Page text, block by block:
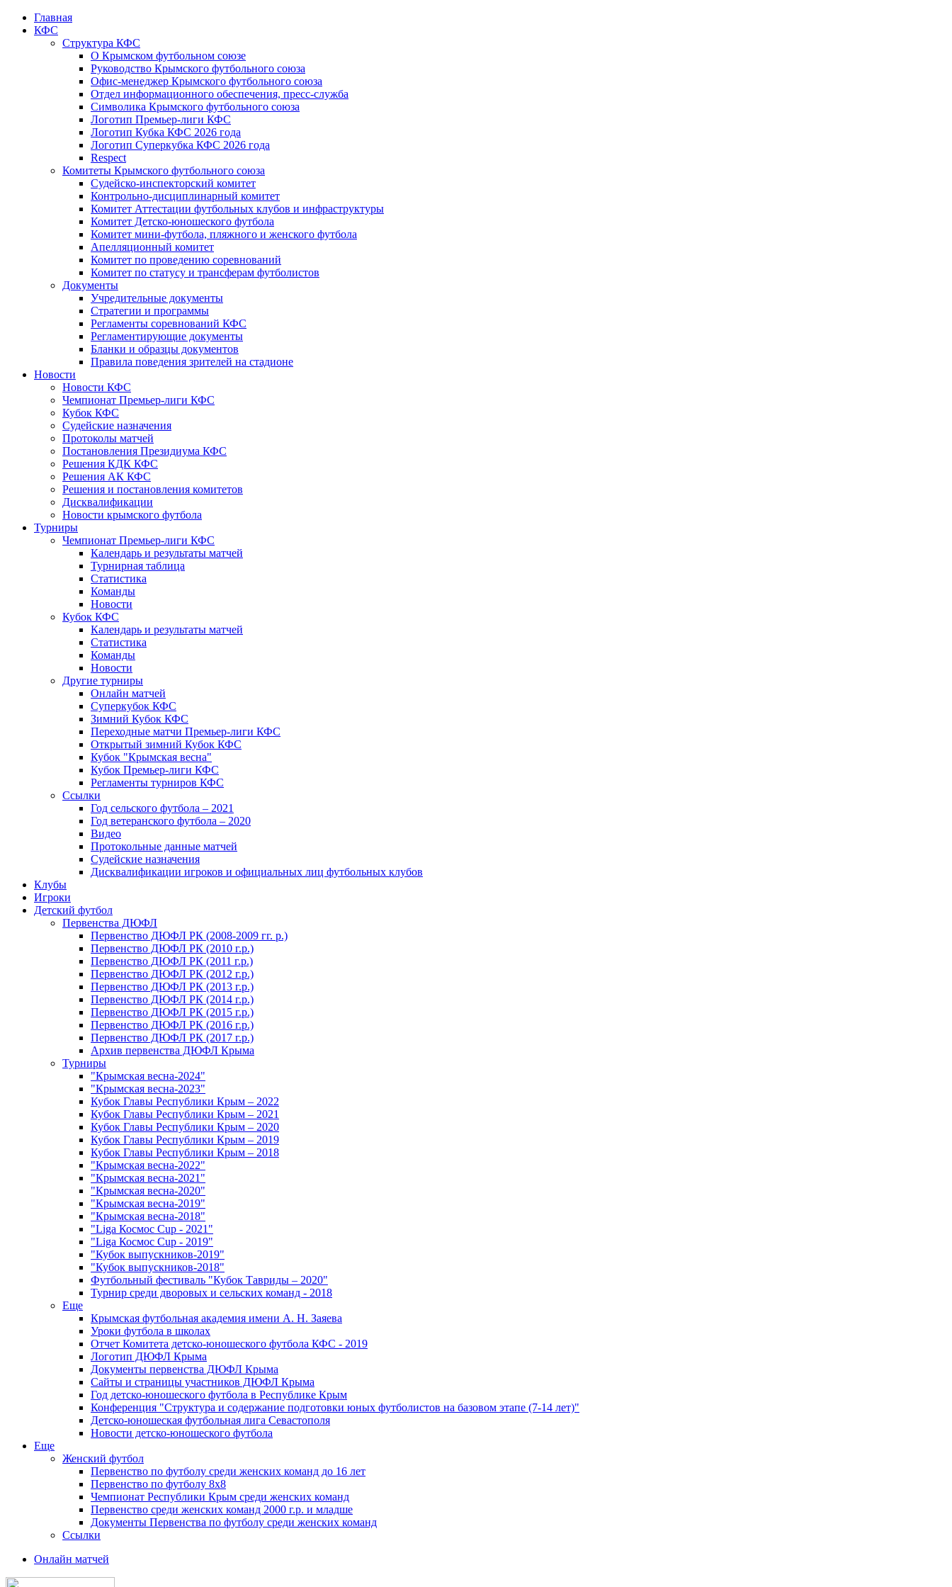
Главная
КФС
Структура КФС
О Крымском футбольном союзе
Руководство Крымского футбольного союза
Офис-менеджер Крымского футбольного союза
Отдел информационного обеспечения, пресс-служба
Символика Крымского футбольного союза
Логотип Премьер-лиги КФС
Логотип Кубка КФС 2026 года
Логотип Суперкубка КФС 2026 года
Respect
Комитеты Крымского футбольного союза
Судейско-инспекторский комитет
Контрольно-дисциплинарный комитет
Комитет Аттестации футбольных клубов и инфраструктуры
Комитет Детско-юношеского футбола
Комитет мини-футбола, пляжного и женского футбола
Апелляционный комитет
Комитет по проведению соревнований
Комитет по статусу и трансферам футболистов
Документы
Учредительные документы
Стратегии и программы
Регламенты соревнований КФС
Регламентирующие документы
Бланки и образцы документов
Правила поведения зрителей на стадионе
Новости
Новости КФС
Чемпионат Премьер-лиги КФС
Кубок КФС
Судейские назначения
Протоколы матчей
Постановления Президиума КФС
Решения КДК КФС
Решения АК КФС
Решения и постановления комитетов
Дисквалификации
Новости крымского футбола
Турниры
Чемпионат Премьер-лиги КФС
Календарь и результаты матчей
Турнирная таблица
Статистика
Команды
Новости
Кубок КФС
Календарь и результаты матчей
Статистика
Команды
Новости
Другие турниры
Онлайн матчей
Суперкубок КФС
Зимний Кубок КФС
Переходные матчи Премьер-лиги КФС
Открытый зимний Кубок КФС
Кубок "Крымская весна"
Кубок Премьер-лиги КФС
Регламенты турниров КФС
Ссылки
Год сельского футбола – 2021
Год ветеранского футбола – 2020
Видео
Протокольные данные матчей
Судейские назначения
Дисквалификации игроков и официальных лиц футбольных клубов
Клубы
Игроки
Детский футбол
Первенства ДЮФЛ
Первенство ДЮФЛ РК (2008-2009 гг. р.)
Первенство ДЮФЛ РК (2010 г.р.)
Первенство ДЮФЛ РК (2011 г.р.)
Первенство ДЮФЛ РК (2012 г.р.)
Первенство ДЮФЛ РК (2013 г.р.)
Первенство ДЮФЛ РК (2014 г.р.)
Первенство ДЮФЛ РК (2015 г.р.)
Первенство ДЮФЛ РК (2016 г.р.)
Первенство ДЮФЛ РК (2017 г.р.)
Архив первенства ДЮФЛ Крыма
Турниры
"Крымская весна-2024"
"Крымская весна-2023"
Кубок Главы Республики Крым – 2022
Кубок Главы Республики Крым – 2021
Кубок Главы Республики Крым – 2020
Кубок Главы Республики Крым – 2019
Кубок Главы Республики Крым – 2018
"Крымская весна-2022"
"Крымская весна-2021"
"Крымская весна-2020"
"Крымская весна-2019"
"Крымская весна-2018"
"Liga Космос Cup - 2021"
"Liga Космос Cup - 2019"
"Кубок выпускников-2019"
"Кубок выпускников-2018"
Футбольный фестиваль "Кубок Тавриды – 2020"
Турнир среди дворовых и сельских команд - 2018
Еще
Крымская футбольная академия имени А. Н. Заяева
Уроки футбола в школах
Отчет Комитета детско-юношеского футбола КФС - 2019
Логотип ДЮФЛ Крыма
Документы первенства ДЮФЛ Крыма
Сайты и страницы участников ДЮФЛ Крыма
Год детско-юношеского футбола в Республике Крым
Конференция "Структура и содержание подготовки юных футболистов на базовом этапе (7-14 лет)"
Детско-юношеская футбольная лига Севастополя
Новости детско-юношеского футбола
Еще
Женский футбол
Первенство по футболу среди женских команд до 16 лет
Первенство по футболу 8х8
Чемпионат Республики Крым среди женских команд
Первенство среди женских команд 2000 г.р. и младше
Документы Первенства по футболу среди женских команд
Ссылки
Онлайн матчей